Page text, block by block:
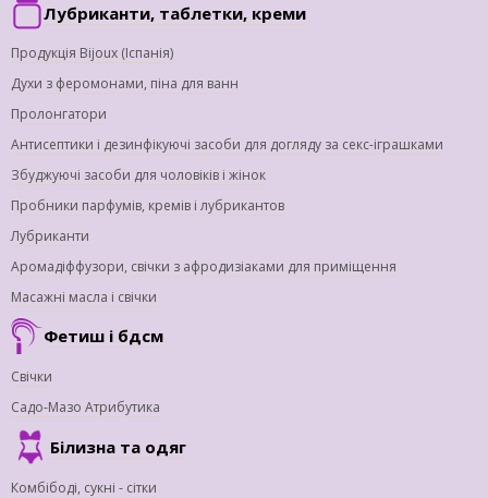
Лубриканти, таблетки, креми
Продукція Bijoux (Іспанія)
Духи з феромонами, піна для ванн
Пролонгатори
Антисептики і дезинфікуючі засоби для догляду за секс-іграшками
Збуджуючі засоби для чоловіків і жінок
Пробники парфумів, кремів і лубрикантов
Лубриканти
Аромадіффузори, свічки з афродизіаками для приміщення
Масажні масла і свічки
Фетиш і бдсм
Свічки
Садо-Мазо Атрибутика
Білизна та одяг
Комбібоді, сукні - сітки